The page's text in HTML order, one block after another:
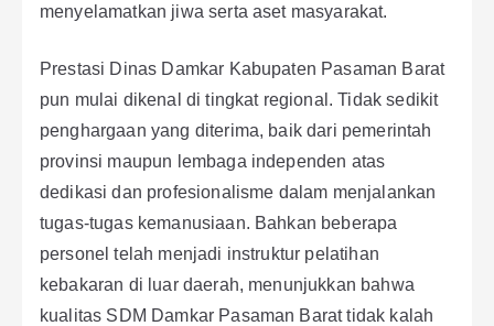
menyelamatkan jiwa serta aset masyarakat.
Prestasi Dinas Damkar Kabupaten Pasaman Barat
pun mulai dikenal di tingkat regional. Tidak sedikit
penghargaan yang diterima, baik dari pemerintah
provinsi maupun lembaga independen atas
dedikasi dan profesionalisme dalam menjalankan
tugas-tugas kemanusiaan. Bahkan beberapa
personel telah menjadi instruktur pelatihan
kebakaran di luar daerah, menunjukkan bahwa
kualitas SDM Damkar Pasaman Barat tidak kalah